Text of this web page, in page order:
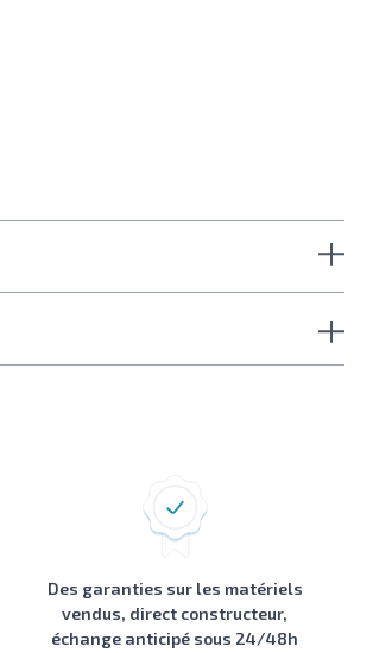
Des garanties sur les matériels
vendus, direct constructeur,
échange anticipé sous 24/48h